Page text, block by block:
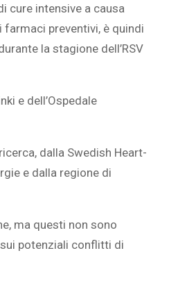
cure intensive a causa
farmaci preventivi, è quindi
la stagione dell’RSV
e dell’Ospedale
dalla Swedish Heart-
e dalla regione di
ma questi non sono
potenziali conflitti di